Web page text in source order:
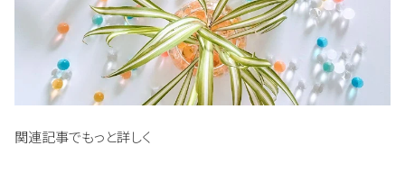
関連記事でもっと詳しく